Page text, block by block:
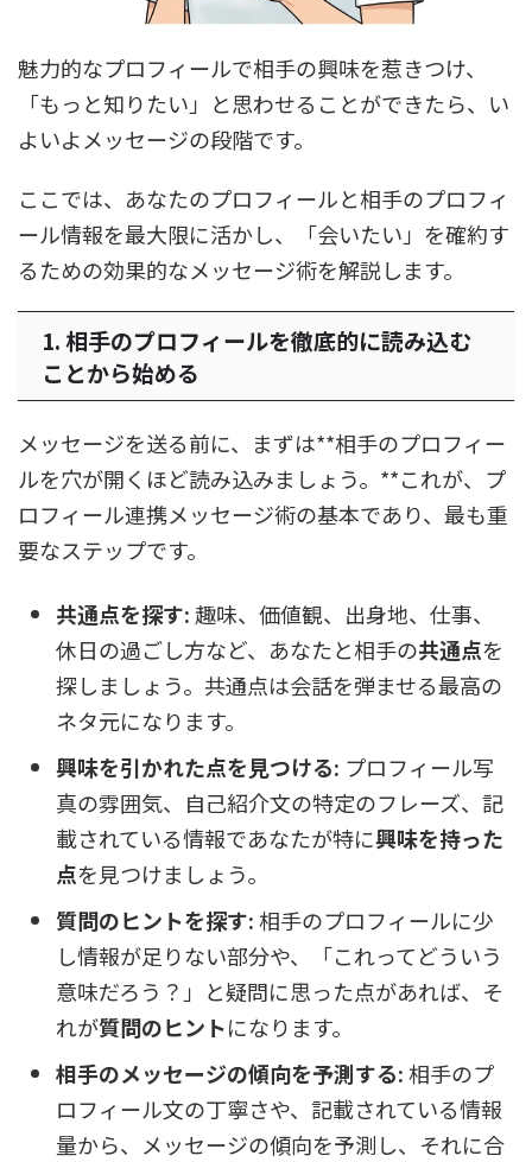
魅力的なプロフィールで相手の興味を惹きつけ、
「もっと知りたい」と思わせることができたら、い
よいよメッセージの段階です。
ここでは、あなたのプロフィールと相手のプロフィ
ール情報を最大限に活かし、「会いたい」を確約す
るための効果的なメッセージ術を解説します。
1. 相手のプロフィールを徹底的に読み込む
ことから始める
メッセージを送る前に、まずは**相手のプロフィー
ルを穴が開くほど読み込みましょう。**これが、プ
ロフィール連携メッセージ術の基本であり、最も重
要なステップです。
共通点を探す: 趣味、価値観、出身地、仕事、
休日の過ごし方など、あなたと相手の共通点を
探しましょう。共通点は会話を弾ませる最高の
ネタ元になります。
興味を引かれた点を見つける: プロフィール写
真の雰囲気、自己紹介文の特定のフレーズ、記
載されている情報であなたが特に興味を持った
点を見つけましょう。
質問のヒントを探す:相手のプロフィールに少
し情報が足りない部分や、「これってどういう
意味だろう？」と疑問に思った点があれば、そ
れが質問のヒントになります。
相手のメッセージの傾向を予測する:相手のプ
ロフィール文の丁寧さや、記載されている情報
量から、メッセージの傾向を予測し、それに合